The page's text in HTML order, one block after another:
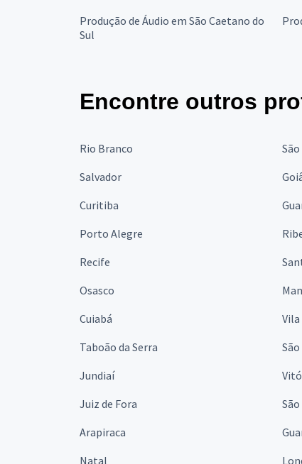
Produção de Áudio em São Caetano do
Sul
Encontre outros
Rio Branco
Salvador
Curitiba
Porto Alegre
Recife
Osasco
Cuiabá
Vila
Taboão da Serra
Jundiaí
Juiz de Fora
Arapiraca
Natal